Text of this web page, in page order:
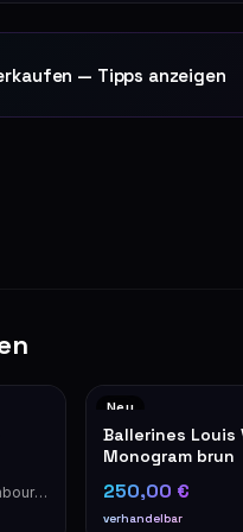
— Tipps anzeigen
Cents
Neu
Ballerines Louis
Monogram brun
250,00 €
verhandelbar